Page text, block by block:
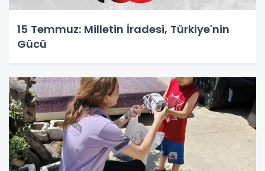
15 Temmuz: Milletin İradesi, Türkiye'nin
Gücü